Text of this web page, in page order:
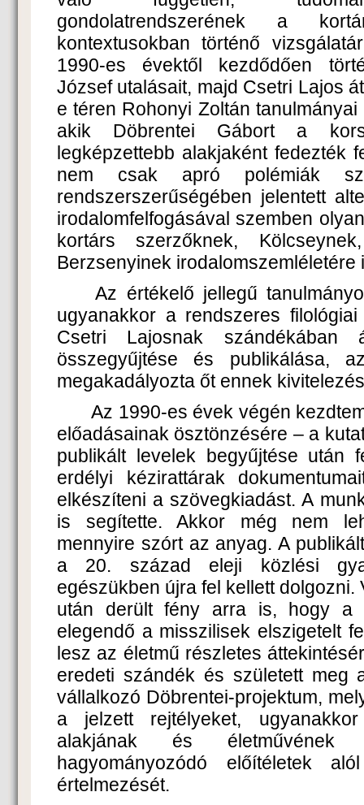
gondolatrendszerének a
kontextusokban történő
1990-es évektől kezdődően
József utalásait, majd Csetri Lajos
e téren Rohonyi Zoltán
akik Döbrentei Gábort a
legképzettebb alakjaként fedezték
nem csak apró polémiák
rendszerszerűségében jelentett
irodalomfelfogásával szemben
kortárs szerzőknek,
Berzsenyinek irodalomszemléletére
Az értékelő jellegű
ugyanakkor a rendszeres
Csetri Lajosnak szándékában
összegyűjtése és publikálása,
megakadályozta őt ennek
Az 1990-es évek végén
előadásainak ösztönzésére – a
publikált levelek begyűjtése után
erdélyi kézirattárak
elkészíteni a szövegkiadást. A
is segítette. Akkor még nem
mennyire szórt az anyag. A
a 20. század eleji közlési
egészükben újra fel kellett
után derült fény arra is, hogy a
elegendő a misszilisek elszigetelt
lesz az életmű részletes
eredeti szándék és született meg
vállalkozó Döbrentei-projektum,
a jelzett rejtélyeket,
alakjának és életművének
hagyományozódó előítéletek
értelmezését.